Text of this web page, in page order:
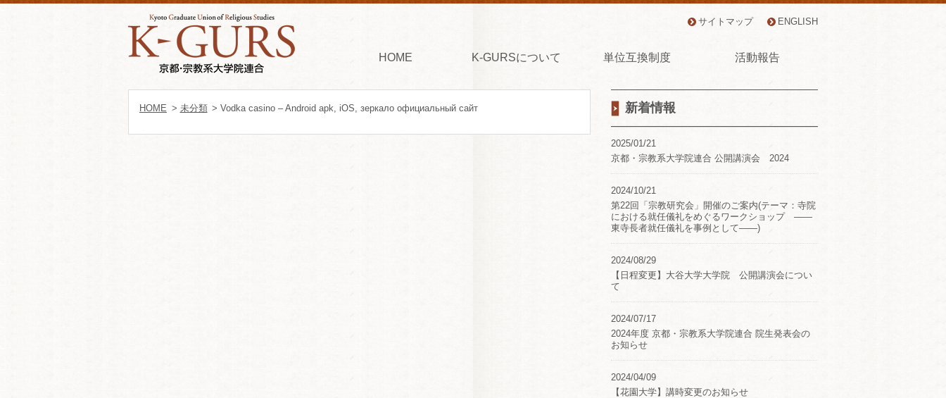
サイトマップ ENGLISH
HOME K-GURSについて 単位互換制度 活動報告
新着情報
2025/01/21
京都・宗教系大学院連合 公開講演会 2024
2024/10/21
第22回「宗教研究会」開催のご案内(テーマ：寺院
における就任儀礼をめぐるワークショップ ――
東寺長者就任儀礼を事例として――)
2024/08/29
【日程変更】大谷大学大学院 公開講演会につい
て
2024/07/17
2024年度 京都・宗教系大学院連合 院生発表会の
お知らせ
2024/04/09
【花園大学】講時変更のお知らせ
HOME > 未分類 > Vodka casino – Android apk, iOS, зеркало официальный сайт